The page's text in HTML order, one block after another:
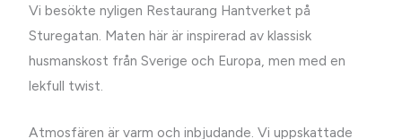
Vi besökte nyligen Restaurang Hantverket på
Sturegatan. Maten här är inspirerad av klassisk
husmanskost från Sverige och Europa, men med en
lekfull twist.
Atmosfären är varm och inbjudande. Vi uppskattade